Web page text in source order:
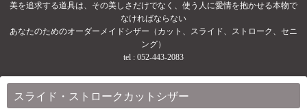
美を追求する道具は、その美しさだけでなく、使う人に愛情を抱かせる本物で
なければならない
あなたのためのオーダーメイドシザー（カット、スライド、ストローク、セニ
ング）
tel : 052-443-2083
スライド・ストロークカットシザー